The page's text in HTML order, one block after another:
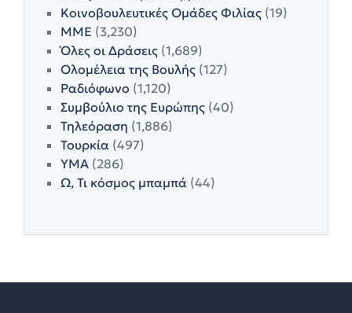
Κοινοβουλευτικές Ομάδες Φιλίας (19)
ΜΜΕ (3,230)
Όλες οι Δράσεις (1,689)
Ολομέλεια της Βουλής (127)
Ραδιόφωνο (1,120)
Συμβούλιο της Ευρώπης (40)
Τηλεόραση (1,886)
Τουρκία (497)
ΥΜΑ (286)
Ω, Τι κόσμος μπαμπά (44)